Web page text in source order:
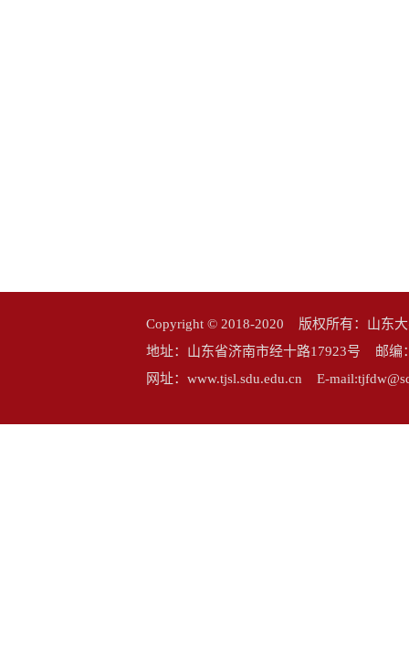
Copyright © 2018-2020 版权所有：山东
地址：山东省济南市经十路17923号 邮
网址：www.tjsl.sdu.edu.cn E-